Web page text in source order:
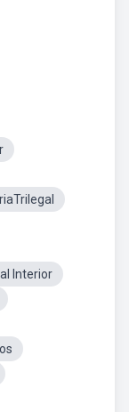
Interior